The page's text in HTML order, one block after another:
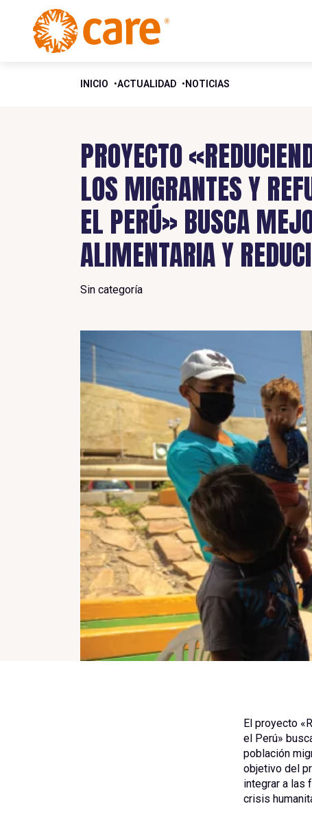
INICIO ACTUALIDAD NOTICIAS
PROYECTO
LOS MIGRANTES Y
EL PERÚ» BUSCA
ALIMENTARIA Y
Sin categoría
El proyecto
el Perú»
población
objetivo del
integrar a las
crisis